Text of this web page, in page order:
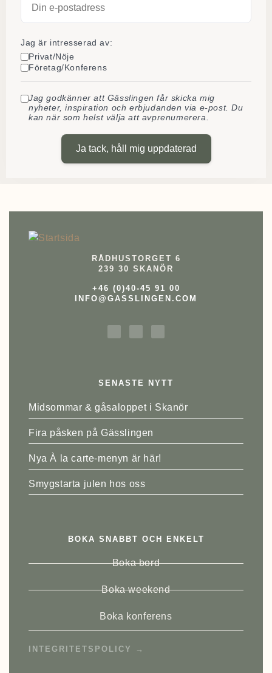
Jag är intresserad av:
Privat/Nöje
Företag/Konferens
Jag godkänner att Gässlingen får skicka mig
nyheter, inspiration och erbjudanden via e-post. Du
kan när som helst välja att avprenumerera.
Ja tack, håll mig uppdaterad
RÅDHUSTORGET 6
239 30 SKANÖR
+46 (0)40-45 91 00
INFO@GASSLINGEN.COM
SENASTE NYTT
Midsommar & gåsaloppet i Skanör
Fira påsken på Gässlingen
Nya À la carte-menyn är här!
Smygstarta julen hos oss
BOKA SNABBT OCH ENKELT
Boka bord
Boka weekend
Boka konferens
INTEGRITETSPOLICY →